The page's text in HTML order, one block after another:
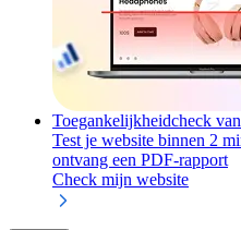
Toegankelijkheidcheck
Test je website binnen 2
ontvang een PDF-rapport
Check mijn website